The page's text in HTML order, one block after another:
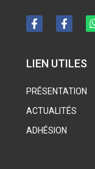
LIEN UTILES
PRÉSENTATION
ACTUALITÉS
ADHÉSION